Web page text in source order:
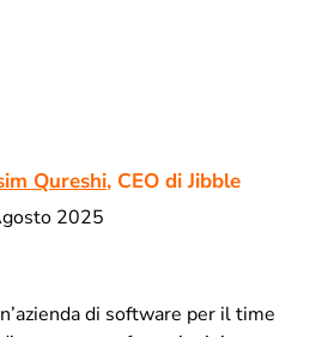
Qureshi, CEO di Jibble
2025
di software per il time